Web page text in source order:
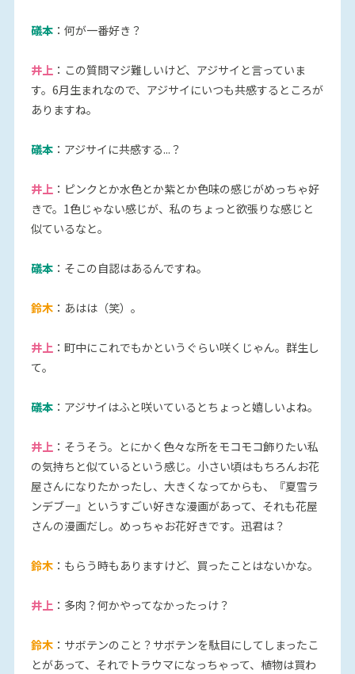
礒本：何が一番好き？
井上：この質問マジ難しいけど、アジサイと言っていま
す。6月生まれなので、アジサイにいつも共感するところが
ありますね。
礒本：アジサイに共感する...？
井上：ピンクとか水色とか紫とか色味の感じがめっちゃ好
きで。1色じゃない感じが、私のちょっと欲張りな感じと
似ているなと。
礒本：そこの自認はあるんですね。
鈴木：あはは（笑）。
井上：町中にこれでもかというぐらい咲くじゃん。群生し
て。
礒本：アジサイはふと咲いているとちょっと嬉しいよね。
井上：そうそう。とにかく色々な所をモコモコ飾りたい私
の気持ちと似ているという感じ。小さい頃はもちろんお花
屋さんになりたかったし、大きくなってからも、『夏雪ラ
ンデブー』というすごい好きな漫画があって、それも花屋
さんの漫画だし。めっちゃお花好きです。迅君は？
鈴木：もらう時もありますけど、買ったことはないかな。
井上：多肉？何かやってなかったっけ？
鈴木：サボテンのこと？サボテンを駄目にしてしまったこ
とがあって、それでトラウマになっちゃって、植物は買わ